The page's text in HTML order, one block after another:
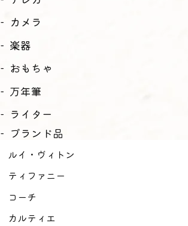
カメラ
楽器
おもちゃ
万年筆
ライター
ブランド品
ルイ・ヴィトン
ティファニー
コーチ
カルティエ